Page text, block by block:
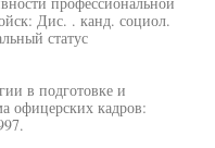
Дис. . канд. социол.
статус
в подготовке и
офицерских кадров: